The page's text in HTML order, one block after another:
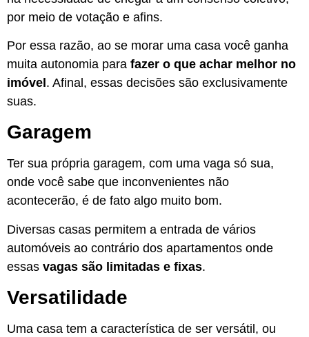
por meio de votação e afins.
Por essa razão, ao se morar uma casa você ganha
muita autonomia para fazer o que achar melhor no
imóvel. Afinal, essas decisões são exclusivamente
suas.
Garagem
Ter sua própria garagem, com uma vaga só sua,
onde você sabe que inconvenientes não
acontecerão, é de fato algo muito bom.
Diversas casas permitem a entrada de vários
automóveis ao contrário dos apartamentos onde
essas vagas são limitadas e fixas.
Versatilidade
Uma casa tem a característica de ser versátil, ou